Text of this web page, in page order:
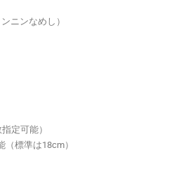
ニンなめし）
定可能）
標準は18cm）